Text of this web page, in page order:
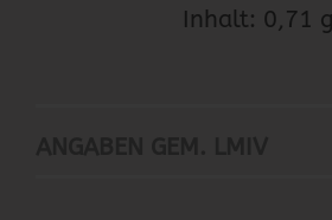
Inhalt: 0,71